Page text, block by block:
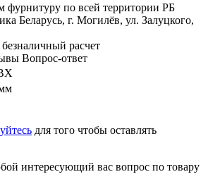
фурнитуру по всей территории РБ
Беларусь, г. Могилёв, ул. Залуцкого,
расчет
Вопрос-ответ
для того чтобы оставлять
интересующий вас вопрос по товару